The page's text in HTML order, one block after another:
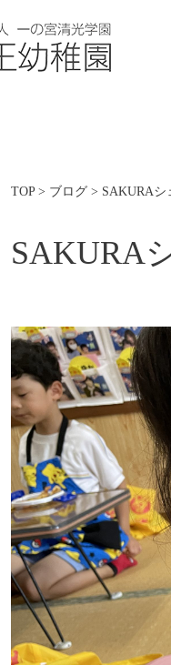
TOP> ブログ > SAKURAシ
SAKURA